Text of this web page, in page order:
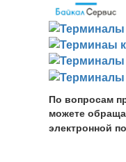
По вопросам
можете
электронной